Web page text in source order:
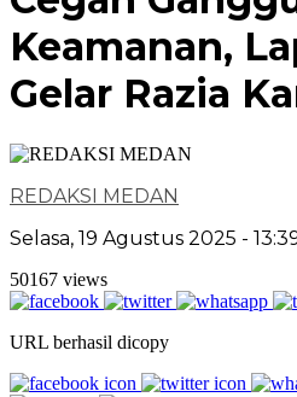
Keamanan,
Gelar Razia
REDAKSI MEDAN
Selasa, 19 Agustus 2025 -
50167 views
URL berhasil dicopy